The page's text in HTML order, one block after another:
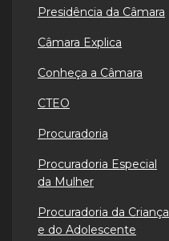
Presidência da Câmara
Câmara Explica
Conheça a Câmara
CTEO
Procuradoria
Procuradoria Especial
da Mulher
Procuradoria da Criança
e do Adolescente